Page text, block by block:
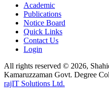
Academic
Publications
Notice Board
Quick Links
Contact Us
Login
All rights reserved © 2026,
Kamaruzzaman Govt. Degree
rajIT Solutions Ltd.